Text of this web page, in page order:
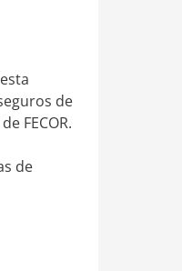
de
FECOR.
de